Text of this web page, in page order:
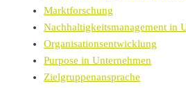
Marktforschung
Nachhaltigkeitsmanagement in
Organisationsentwicklung
Purpose in Unternehmen
Zielgruppenansprache